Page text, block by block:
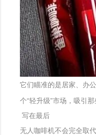
它们瞄准的是居家、办
个“轻升级”市场，吸引
写在最后
无人咖啡机不会完全取